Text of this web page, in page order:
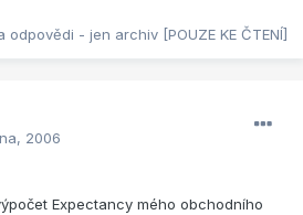
odpovědi - jen archiv [POUZE KE ČTENÍ]
2006
Expectancy mého obchodního